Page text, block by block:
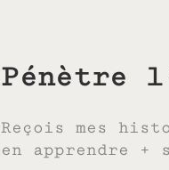
Pénètre
Reçois mes
en apprendre